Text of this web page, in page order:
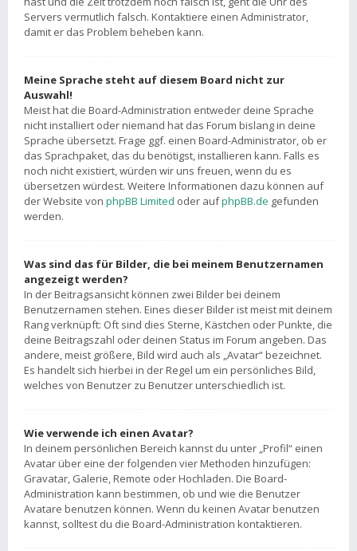
Servers vermutlich falsch. Kontaktiere einen Administrator,
damit er das Problem beheben kann.
Meine Sprache steht auf diesem Board nicht zur
Auswahl!
Meist hat die Board-Administration entweder deine Sprache
nicht installiert oder niemand hat das Forum bislang in deine
Sprache übersetzt. Frage ggf. einen Board-Administrator, ob er
das Sprachpaket, das du benötigst, installieren kann. Falls es
noch nicht existiert, würden wir uns freuen, wenn du es
übersetzen würdest. Weitere Informationen dazu können auf
der Website von phpBB Limited oder aufphpBB.de gefunden
werden.
Was sind das für Bilder, die bei meinem Benutzernamen
angezeigt werden?
In der Beitragsansicht können zwei Bilder bei deinem
Benutzernamen stehen. Eines dieser Bilder ist meist mit deinem
Rang verknüpft: Oft sind dies Sterne, Kästchen oder Punkte, die
deine Beitragszahl oder deinen Status im Forum angeben. Das
andere, meist größere, Bild wird auch als „Avatar“ bezeichnet.
Es handelt sich hierbei in der Regel um ein persönliches Bild,
welches von Benutzer zu Benutzer unterschiedlich ist.
Wie verwende ich einen Avatar?
In deinem persönlichen Bereich kannst du unter „Profil“ einen
Avatar über eine der folgenden vier Methoden hinzufügen:
Gravatar, Galerie, Remote oder Hochladen. Die Board-
Administration kann bestimmen, ob und wie die Benutzer
Avatare benutzen können. Wenn du keinen Avatar benutzen
kannst, solltest du die Board-Administration kontaktieren.